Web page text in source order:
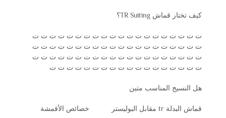
كيف تختار قماش TR Suiting؟
ت ت ت ت ت ت ت ت ت ت ت ت ت ت ت ت ت ت ت ت
ت ت ت ت ت ت ت ت ت ت ت ت ت ت ت ت ت ت ت ت
ت ت ت ت ت ت ت ت ت ت ت ت ت ت ت ت ت ت ت ت
ت ت ت ت ت ت ت ت ت ت ت ت ت ت ت ت ت ت
هل النسيج المناسب متين
قماش البدلة tr مقابل البوليستر خصائص الأقمشة